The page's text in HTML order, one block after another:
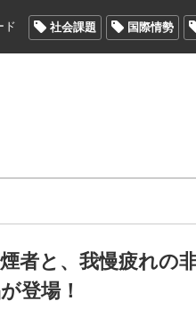
ド 社会課題 国際情勢
者と、我慢疲れの
登場！